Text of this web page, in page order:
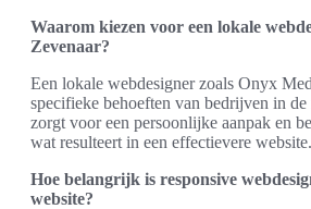
Waarom kiezen voor een lokale
Zevenaar?
Een lokale webdesigner zoals Onyx
specifieke behoeften van bedrijven in
zorgt voor een persoonlijke aanpak en
wat resulteert in een effectievere website.
Hoe belangrijk is responsive
website?